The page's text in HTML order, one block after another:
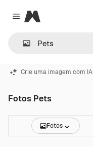
Close menu
Magnific
Crie uma imagem com IA
Fotos Pets
Fotos